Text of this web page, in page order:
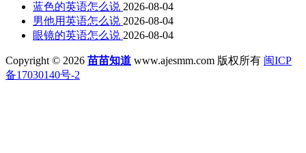
蓝色的英语怎么说 2026-08-04
男他用英语怎么说 2026-08-04
眼镜的英语怎么说 2026-08-04
Copyright © 2026 苗苗知道 www.ajesmm.com 版权所有 闽ICP
备17030140号-2